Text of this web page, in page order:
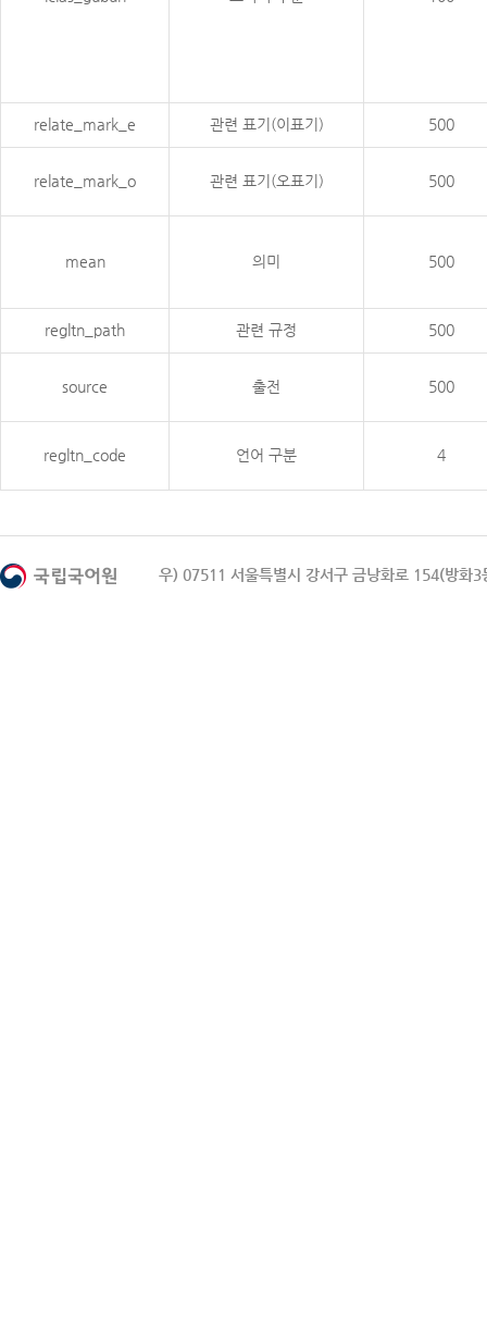
relate_mark_e 관련 표기(이표기) 500
relate_mark_o 관련 표기(오표기) 500
mean 의미 500
regltn_path 관련 규정 500
source 출전 500
regltn_code 언어 구분 4
우) 07511 서울특별시 강서구 금낭화로 154(방화3